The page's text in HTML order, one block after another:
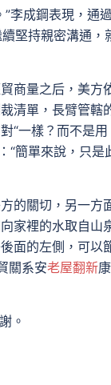
李成鋼表現，通
堅持親密溝通，
商量之后，美方
清單，長臂管轄
“一樣？而不是用
“簡單來說，只是
的關切，另一方
家裡的水取自山
面的左側，可以
關系安老屋翻新
。